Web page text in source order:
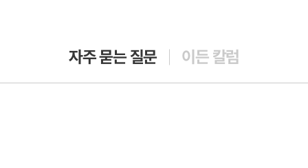
자주 묻는 질문 이든 칼럼